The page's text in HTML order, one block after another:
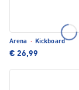
Arena · Kickboard
€ 26,99